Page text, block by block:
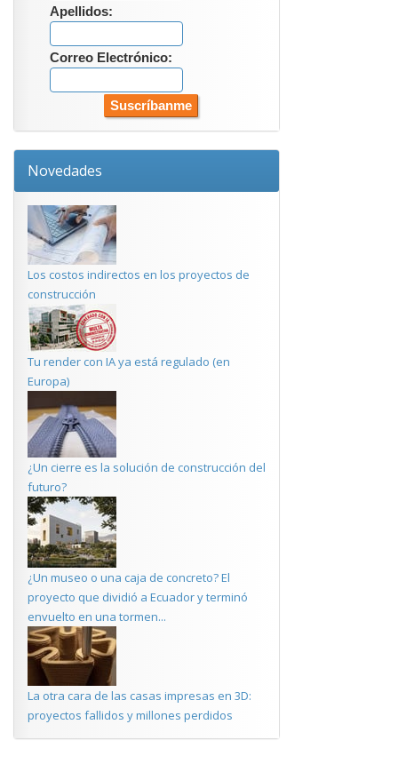
Apellidos:
Correo Electrónico:
Novedades
Los costos indirectos en los proyectos de
construcción
Tu render con IA ya está regulado (en
Europa)
¿Un cierre es la solución de construcción del
futuro?
¿Un museo o una caja de concreto? El
proyecto que dividió a Ecuador y terminó
envuelto en una tormen...
La otra cara de las casas impresas en 3D:
proyectos fallidos y millones perdidos